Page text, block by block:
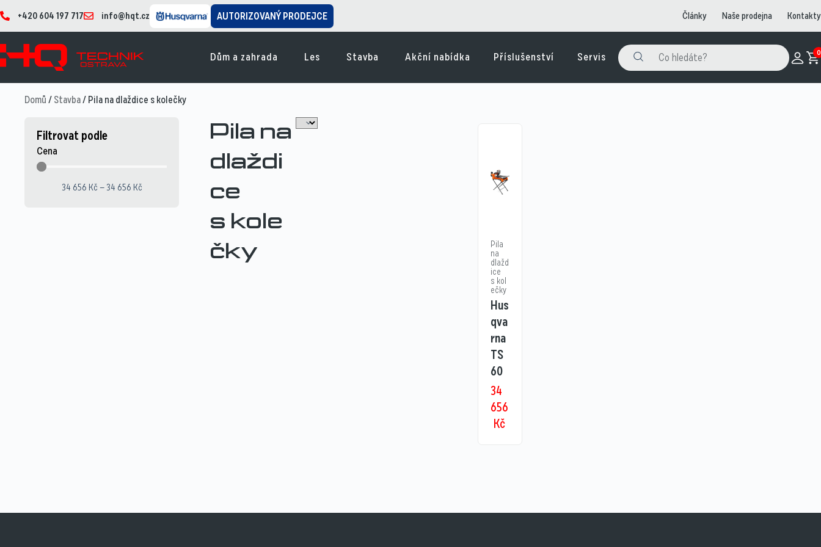
+420 604 197 717 info@hqt.cz AUTORIZOVANÝ PRODEJCE Články Naše prodejna Kontakty
Dům a zahrada Les Stavba Akční nabídka Příslušenství Servis 0
Domů/Stavba/ Pila na dlaždice s kolečky
Filtrovat podle
Cena
34 656 Kč —34 656 Kč
Pila na
dlaždi
ce
s kole
čky
Pila
na
dlažd
ice
s kol
ečky
Hus
qva
rna
TS
60
34
656
Kč